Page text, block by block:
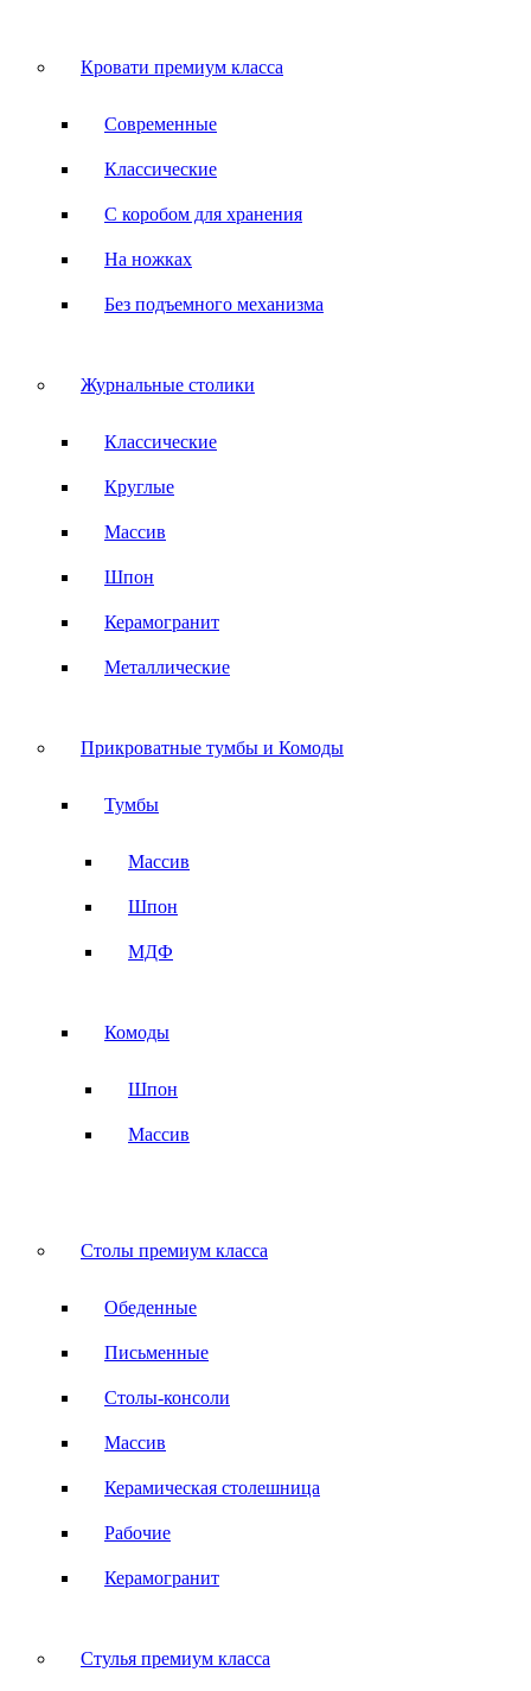
Кровати премиум класса
Современные
Классические
С коробом для хранения
На ножках
Без подъемного механизма
Журнальные столики
Классические
Круглые
Массив
Шпон
Керамогранит
Металлические
Прикроватные тумбы и Комоды
Тумбы
Массив
Шпон
МДФ
Комоды
Шпон
Массив
Столы премиум класса
Обеденные
Письменные
Столы-консоли
Массив
Керамическая столешница
Рабочие
Керамогранит
Стулья премиум класса